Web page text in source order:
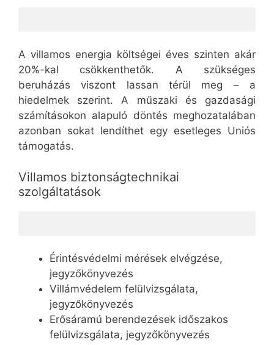
A villamos energia költségei éves szinten akár
20%-kal csökkenthetők. A szükséges
beruházás viszont lassan térül meg – a
hiedelmek szerint. A műszaki és gazdasági
számításokon alapuló döntés meghozatalában
azonban sokat lendíthet egy esetleges Uniós
támogatás.
Villamos biztonságtechnikai
szolgáltatások
Érintésvédelmi mérések elvégzése,
jegyzőkönyvezés
Villámvédelem felülvizsgálata,
jegyzőkönyvezés
Erősáramú berendezések időszakos
felülvizsgálata, jegyzőkönyvezés